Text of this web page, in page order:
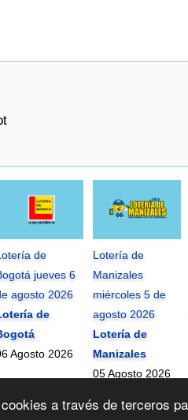
a través de terceros
de
jueves 6
agosto 2026
de
Agosto 2026
Lotería de
Manizales
miércoles 5 de
agosto 2026
Lotería de
Manizales
05 Agosto 2026